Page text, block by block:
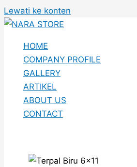
Lewati ke konten
HOME
COMPANY PROFILE
GALLERY
ARTIKEL
ABOUT US
CONTACT